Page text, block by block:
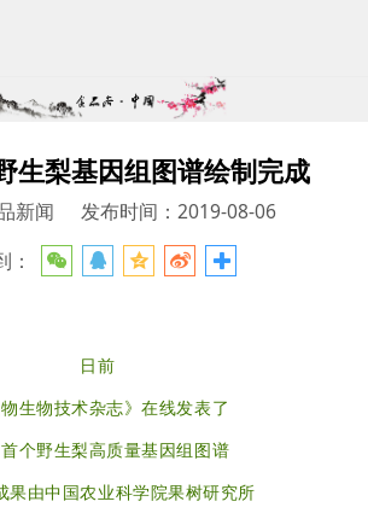
生梨基因组图谱绘制完成
新闻
发布时间：2019-08-06
：
日前
物生物技术杂志》在线发表了
个野生梨高质量基因组图谱
果由中国农业科学院果树研究所